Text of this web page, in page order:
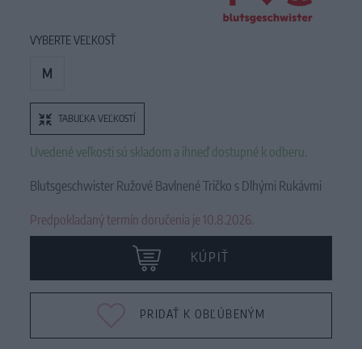
VYBERTE VEĽKOSŤ
M
TABUĽKA VEĽKOSTÍ
Uvedené veľkosti sú skladom a ihneď dostupné k odberu.
Blutsgeschwister Ružové Bavlnené Tričko s Dlhými Rukávmi
Predpokladaný termín doručenia je 10.8.2026.
KÚPIŤ
PRIDAŤ K OBĽÚBENÝM